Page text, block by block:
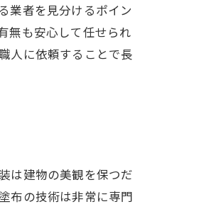
業者を見分けるポイン
無も安心して任せられ
人に依頼することで長
は建物の美観を保つだ
布の技術は非常に専門